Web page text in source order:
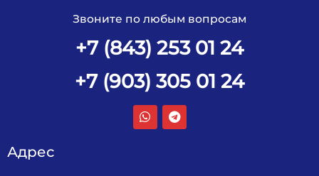
Звоните по любым вопросам
+7 (843) 253 01 24
+7 (903) 305 01 24
Адрес